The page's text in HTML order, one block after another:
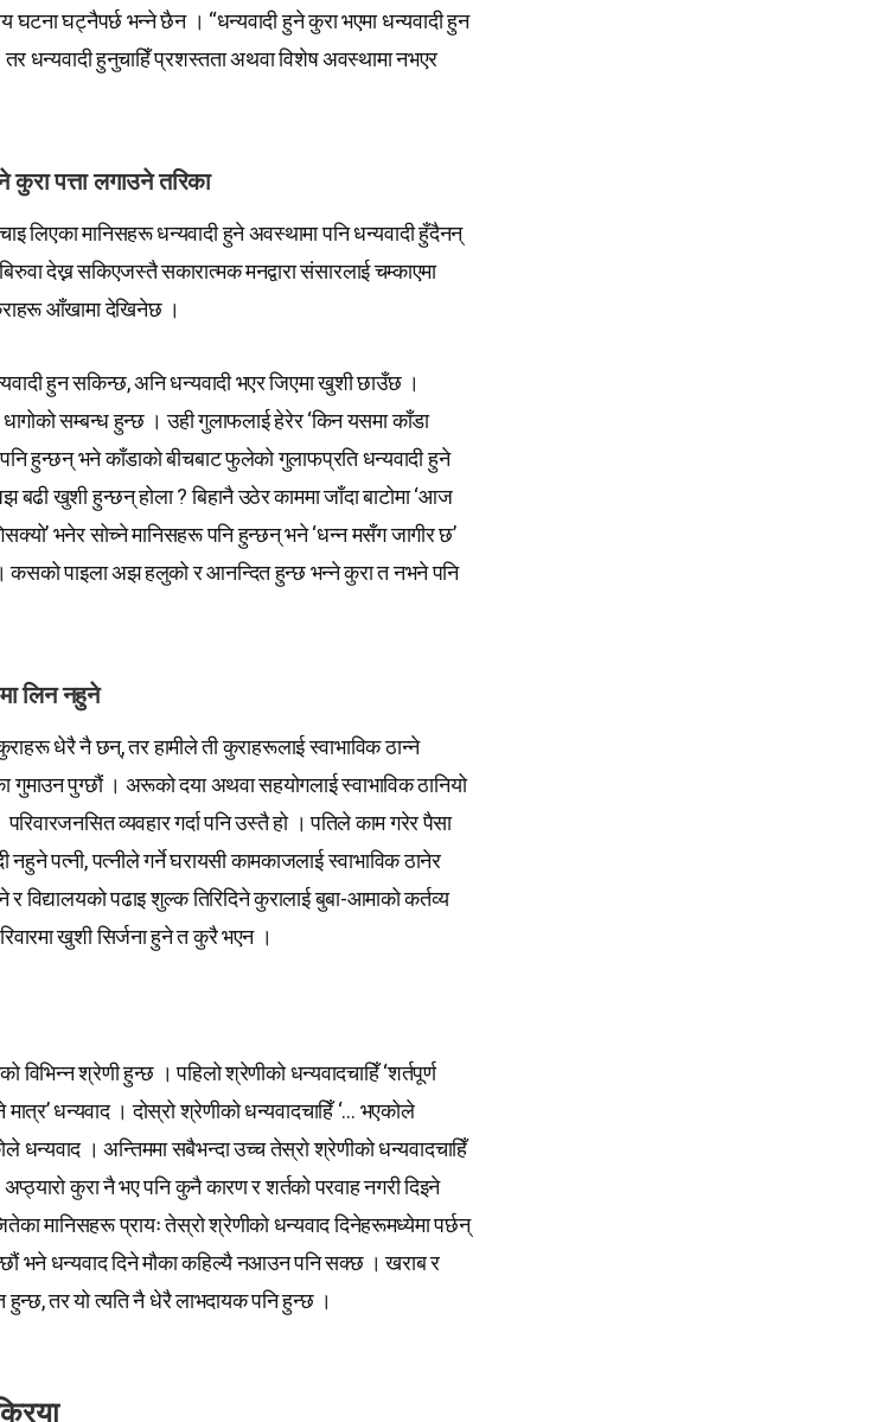
घटना घट्नैपर्छ भन्ने छैन । “धन्यवादी हुने कुरा भएमा धन्यवादी हुन
धन्यवादी हुनुचाहिँ प्रशस्तता अथवा विशेष अवस्थामा नभएर
कुरा पत्ता लगाउने तरिका
लिएका मानिसहरू धन्यवादी हुने अवस्थामा पनि धन्यवादी हुँदैनन्
देख्न सकिएजस्तै सकारात्मक मनद्वारा संसारलाई चम्काएमा
आँखामा देखिनेछ ।
हुन सकिन्छ, अनि धन्यवादी भएर जिएमा खुशी छाउँछ ।
सम्बन्ध हुन्छ । उही गुलाफलाई हेरेर ‘किन यसमा काँडा
हुन्छन् भने काँडाको बीचबाट फुलेको गुलाफप्रति धन्यवादी हुने
बढी खुशी हुन्छन् होला ? बिहानै उठेर काममा जाँदा बाटोमा ‘आज
भनेर सोच्ने मानिसहरू पनि हुन्छन् भने ‘धन्न मसँग जागीर छ’
कसको पाइला अझ हलुको र आनन्दित हुन्छ भन्ने कुरा त नभने पनि
लिन नहुने
कुराहरू धेरै नै छन्, तर हामीले ती कुराहरूलाई स्वाभाविक ठान्ने
गुमाउन पुग्छौं । अरूको दया अथवा सहयोगलाई स्वाभाविक ठानियो
व्यवहार गर्दा पनि उस्तै हो । पतिले काम गरेर पैसा
नहुने पत्नी, पत्नीले गर्ने घरायसी कामकाजलाई स्वाभाविक ठानेर
विद्यालयको पढाइ शुल्क तिरिदिने कुरालाई बुबा-आमाको कर्तव्य
खुशी सिर्जना हुने त कुरै भएन ।
विभिन्न श्रेणी हुन्छ । पहिलो श्रेणीको धन्यवादचाहिँ ‘शर्तपूर्ण
धन्यवाद । दोस्रो श्रेणीको धन्यवादचाहिँ ‘… भएकोले
धन्यवाद । अन्तिममा सबैभन्दा उच्च तेस्रो श्रेणीको धन्यवादचाहिँ
कुरा नै भए पनि कुनै कारण र शर्तको परवाह नगरी दिइने
मानिसहरू प्रायः तेस्रो श्रेणीको धन्यवाद दिनेहरूमध्येमा पर्छन्
भने धन्यवाद दिने मौका कहिल्यै नआउन पनि सक्छ । खराब र
हुन्छ, तर यो त्यति नै धेरै लाभदायक पनि हुन्छ ।